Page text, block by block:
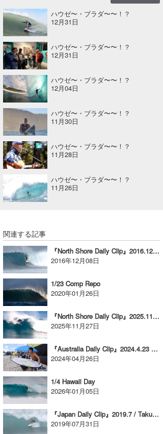
ハウゼ〜・ブラダ〜〜！？
12月31日
ハウゼ〜・ブラダ〜〜！？
12月31日
ハウゼ〜・ブラダ〜〜！？
12月04日
ハウゼ〜・ブラダ〜〜！？
11月30日
ハウゼ〜・ブラダ〜〜！？
11月28日
ハウゼ〜・ブラダ〜〜！？
11月26日
関連する記事
『North Shore Daily Clip』2016.12.7 @ OTW
2016年12月08日
1/23 Comp Repo
2020年01月26日
『North Shore Daily Clip』2025.11.24 @ Rocky
2025年11月27日
『Australia Daily Clip』2024.4.23 & 24 @ Snapper Rocks
2024年04月26日
1/4 Hawaii Day
2026年01月05日
『Japan Daily Clip』2019.7 / Takumi Nakamura @ Okinawa
2019年07月31日